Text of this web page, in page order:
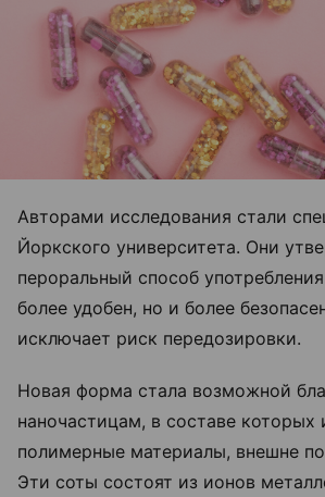
Авторами исследования стали
Йоркского университета. Они
пероральный способ
более удобен, но и более
исключает риск передозировки.
Новая форма стала возможной
наночастицам, в составе которых
полимерные материалы, внешне
Эти соты состоят из ионов